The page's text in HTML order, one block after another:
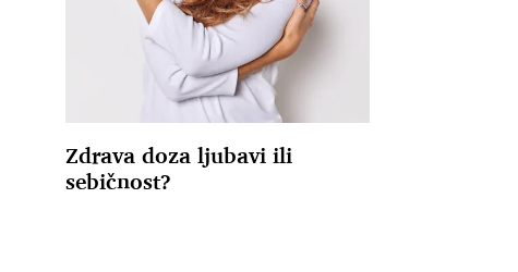
Zdrava doza ljubavi ili
sebičnost?